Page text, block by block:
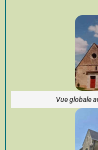
Vue globale